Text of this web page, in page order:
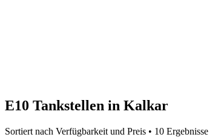
E10 Tankstellen in Kalkar
Sortiert nach Verfügbarkeit und Preis • 10 Ergebnisse